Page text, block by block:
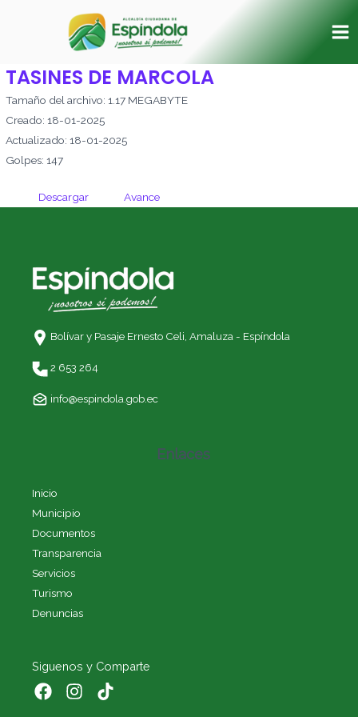
TASINES DE MARCOLA
Tamaño del archivo: 1.17 MEGABYTE
Creado: 18-01-2025
Actualizado: 18-01-2025
Golpes: 147
Descargar Avance
Bolívar y Pasaje Ernesto Celi, Amaluza - Espíndola
2 653 264
info@espindola.gob.ec
Enlaces
Inicio
Municipio
Documentos
Transparencia
Servicios
Turismo
Denuncias
Siguenos y Comparte